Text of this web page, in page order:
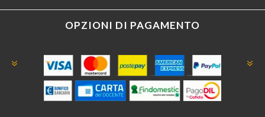
OPZIONI DI PAGAMENTO